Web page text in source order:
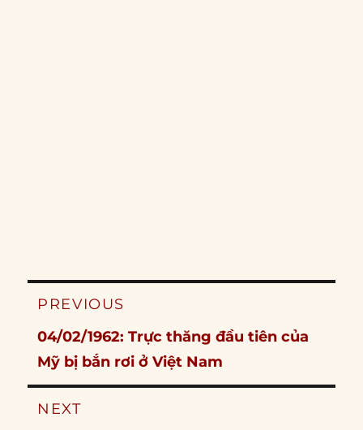
Post
PREVIOUS
Previous
post:
04/02/1962: Trực thăng đầu tiên của
Mỹ bị bắn rơi ở Việt Nam
NEXT